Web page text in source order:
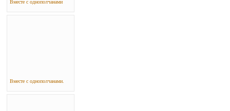
Вместе с однополчанами
Вместе с однополчанами.